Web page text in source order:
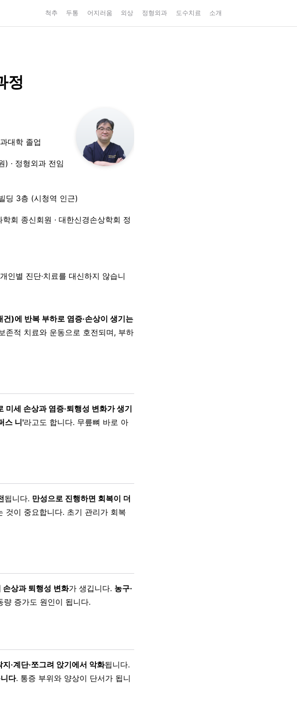
척추 두통 어지러움 외상 정형외과 도수치료 소개
정
대학 졸업
) · 정형외과 전임
딩 3층 (시청역 인근)
회 종신회원 · 대한신경손상학회 정
인별 진단·치료를 대신하지 않습니
)에 반복 부하로 염증·손상이 생기는
존적 치료와 운동으로 호전되며, 부하
세 손상과 염증·퇴행성 변화가 생기
스 니'라고도 합니다. 무릎뼈 바로 아
됩니다. 만성으로 진행하면 회복이 더
것이 중요합니다. 초기 관리가 회복
손상과 퇴행성 변화가 생깁니다. 농구·
량 증가도 원인이 됩니다.
지·계단·쪼그려 앉기에서 악화됩니다.
다. 통증 부위와 양상이 단서가 됩니